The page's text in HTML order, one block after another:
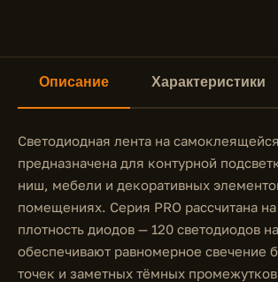
Описание Характеристики
Светодиодная лента на
предназначена для контурной
ниш, мебели и декоративных
помещениях. Серия PRO рассчитана
плотность диодов — 120 светодиодов
обеспечивают равномерное свечение
точек и заметных тёмных